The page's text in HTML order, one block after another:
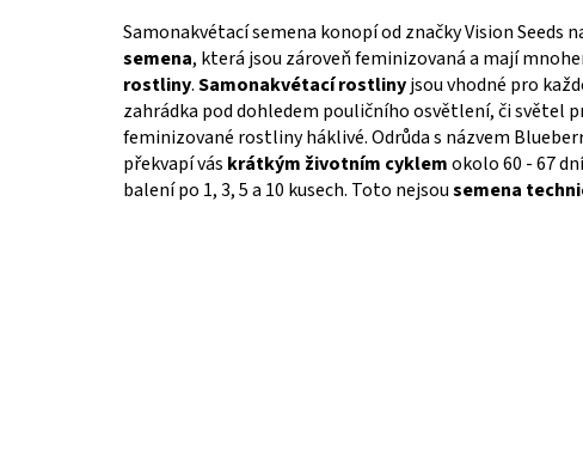
Samonakvétací semena konopí od značky Vision Seeds
semena, která jsou zároveň feminizovaná a mají
rostliny.Samonakvétací rostlinyjsou vhodné pro
zahrádka pod dohledem pouličního osvětlení, či světel
feminizované rostliny háklivé. Odrůda s názvem
překvapí vás krátkým životním cyklemokolo 60 - 67
balení po 1, 3, 5 a 10 kusech. Toto nejsousemena